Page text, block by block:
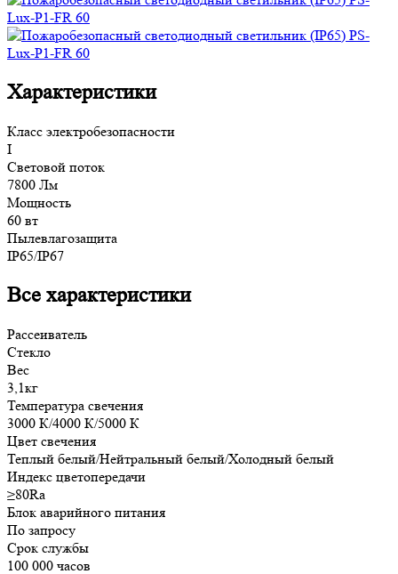
Характеристики
Класс электробезопасности
I
Световой поток
7800 Лм
Мощность
60 вт
Пылевлагозащита
IP65/IP67
Все характеристики
Рассеиватель
Стекло
Вес
3,1кг
Температура свечения
3000 К/4000 К/5000 К
Цвет свечения
Теплый белый/Нейтральный белый/Холодный белый
Индекс цветопередачи
≥80Ra
Блок аварийного питания
По запросу
Срок службы
100 000 часов